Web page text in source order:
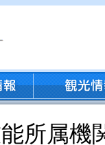
所属機